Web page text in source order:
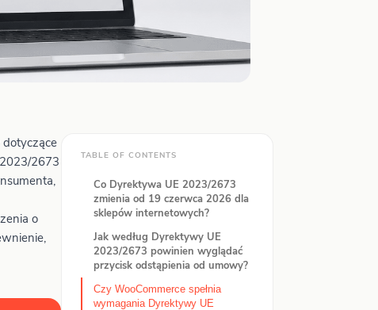
2673
o
TABLE OF CONTENTS
Co Dyrektywa UE 2023/2673
zmienia od 19 czerwca 2026 dla
sklepów internetowych?
Jak według Dyrektywy UE
2023/2673 powinien wyglądać
przycisk odstąpienia od umowy?
Czy WooCommerce spełnia
wymagania Dyrektywy UE